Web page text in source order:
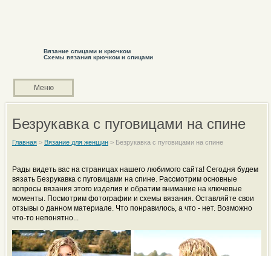
Вязание спицами и крючком
Схемы вязания крючком и спицами
Меню
Безрукавка с пуговицами на спине
Главная> Вязание для женщин> Безрукавка с пуговицами на спине
Рады видеть вас на страницах нашего любимого сайта! Сегодня будем
вязать Безрукавка с пуговицами на спине. Рассмотрим основные
вопросы вязания этого изделия и обратим внимание на ключевые
моменты. Посмотрим фотографии и схемы вязания. Оставляйте свои
отзывы о данном материале. Что понравилось, а что - нет. Возможно
что-то непонятно...